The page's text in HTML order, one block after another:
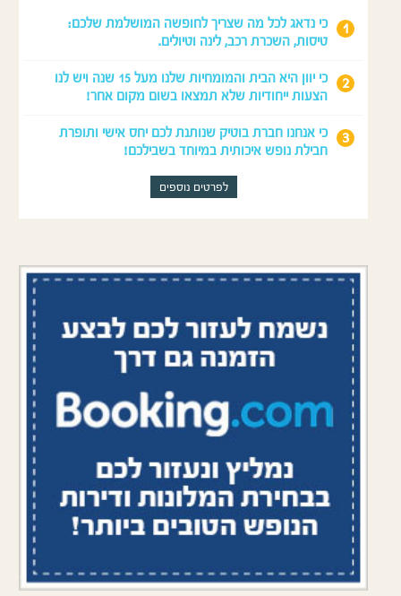
כי נדאג לכל מה שצריך לחופשה המושלמת שלכם:
טיסות, השכרת רכב, לינה וטיולים.
כי יוון היא הבית והמומחיות שלנו מעל 15 שנה ויש לנו
הצעות ייחודיות שלא תמצאו בשום מקום אחר!
כי אנחנו חברת בוטיק שנותנת לכם יחס אישי ותופרת
חבילת נופש איכותית במיוחד בשבילכם!
לפרטים נוספים